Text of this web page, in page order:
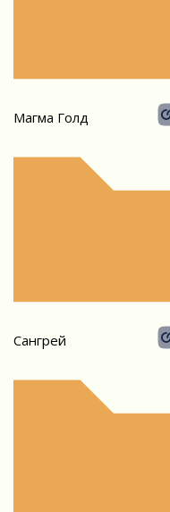
Магма Голд
Сангрей